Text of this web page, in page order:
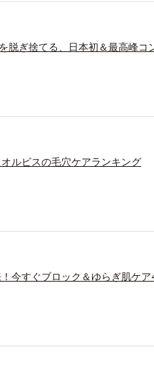
脱ぎ捨てる、日本初＆最高峰コ
ルビスの毛穴ケアランキング
今すぐブロック＆ゆらぎ肌ケア